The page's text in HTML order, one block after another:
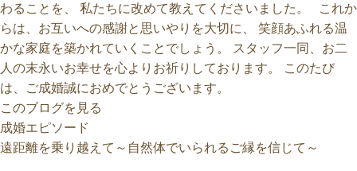
わることを、 私たちに改めて教えてくださいました。 これか
らは、お互いへの感謝と思いやりを大切に、 笑顔あふれる温
かな家庭を築かれていくことでしょう。 スタッフ一同、お二
人の末永いお幸せを心よりお祈りしております。 このたび
は、ご成婚誠におめでとうございます。
このブログを見る
遠距離を乗り越えて～自然体でいられるご縁を信じて～